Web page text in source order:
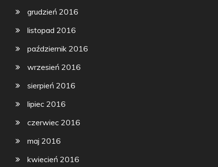
grudzień 2016
listopad 2016
październik 2016
wrzesień 2016
sierpień 2016
lipiec 2016
czerwiec 2016
maj 2016
kwiecień 2016